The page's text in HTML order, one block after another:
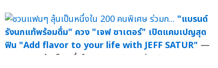
"แบรนด์
รังนกแท้พร้อมดื่ม" ควง "เจฟ ซาเตอร์" เปิดแคมเปญสุด
ฟิน "Add flavor to your life with JEFF SATUR" —
ชวนแฟนๆ ลุ้นเป็นหนึ่งใน 200 คนพิเศษ ร่วมกิจกรรมสุ...